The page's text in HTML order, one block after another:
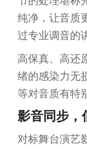
纯净，让音质
过专业调音的
高保真、高还
绪的感染力无
等对音质有特
影音同步 ，
对标舞台演艺